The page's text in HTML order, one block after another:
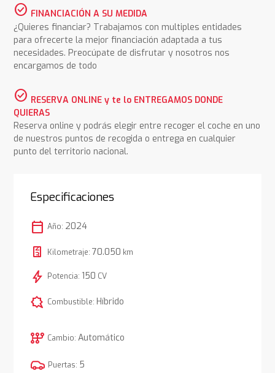
check_circle FINANCIACIÓN A SU MEDIDA
¿Quieres financiar? Trabajamos con multiples entidades
para ofrecerte la mejor financiación adaptada a tus
necesidades. Preocúpate de disfrutar y nosotros nos
encargamos de todo
check_circle RESERVA ONLINE y te lo ENTREGAMOS DONDE
QUIERAS
Reserva online y podrás elegir entre recoger el coche en uno
de nuestros puntos de recogida o entrega en cualquier
punto del territorio nacional.
Especificaciones
calendar_today Año: 2024
Kilometraje: 70.050 km
bolt Potencia: 150 CV
comic_bubble Combustible: Híbrido
auto_transmission Cambio: Automático
Puertas: 5